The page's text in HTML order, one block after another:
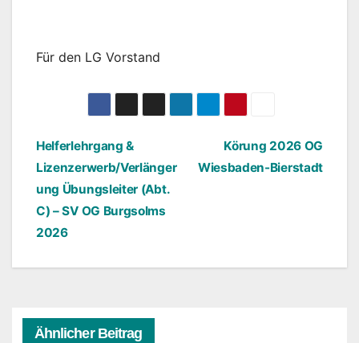
Für den LG Vorstand
BeitragsnavigationKörung 2026 OG
Wiesbaden-Bierstadt
Helferlehrgang &
Lizenzerwerb/Verlänger
ung Übungsleiter (Abt.
C) – SV OG Burgsolms
2026
Ähnlicher Beitrag